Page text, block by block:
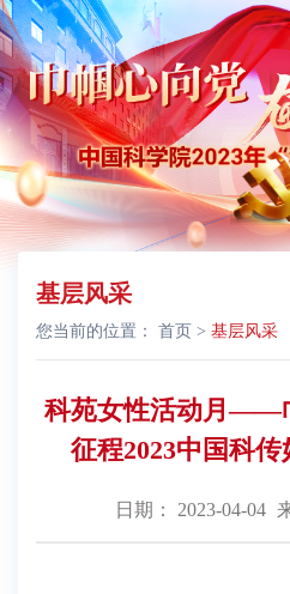
基层风采
您当前的位置： 首页 > 基层风采
科苑女性活动月——
征程2023中国科
日期： 2023-04-04